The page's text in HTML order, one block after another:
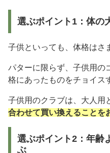
選ぶポイント1：体の
子供といっても、体格はさ
パターに限らず、子供用の
格にあったものをチョイス
子供用のクラブは、大人用
合わせて買い換えることを
選ぶポイント2：年齢
ぶ